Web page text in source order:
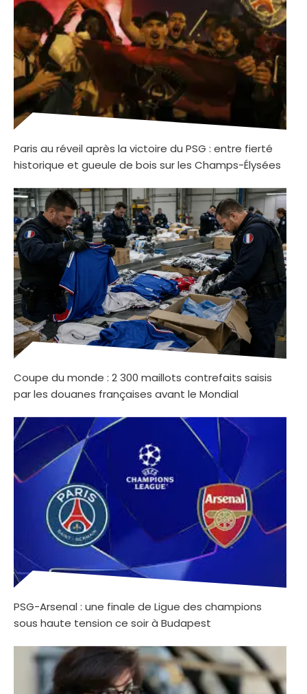
Paris au réveil après la victoire du PSG : entre fierté
historique et gueule de bois sur les Champs-Élysées
Coupe du monde : 2 300 maillots contrefaits saisis
par les douanes françaises avant le Mondial
PSG-Arsenal : une finale de Ligue des champions
sous haute tension ce soir à Budapest